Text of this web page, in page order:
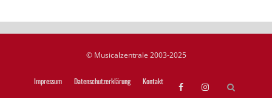
© Musicalzentrale 2003-2025
Impressum Datenschutzerklärung Kontakt